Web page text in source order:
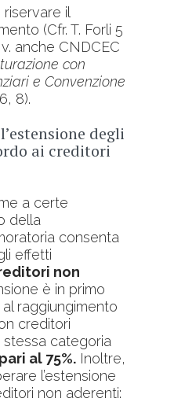
il
(Cfr. T. Forli 5
anche CNDCEC
con
e Convenzione
8).
degli
ai creditori
a certe
della
consenta
effetti
non
è in primo
al raggiungimento
creditori
categoria
al 75%. Inoltre,
l’estensione
non aderenti: